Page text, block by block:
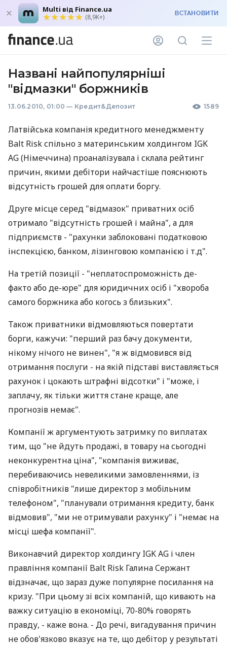
Multi від Finance.ua
(8,9K+) ВСТАНОВИТИ
Названі найпопулярніші
"відмазки" боржників
13.06.2010, 01:00 — Кредит&Депозит 1589
Латвійська компанія кредитного менеджменту
Balt Risk спільно з материнським холдингом IGK
AG (Німеччина) проаналізувала і склала рейтинг
причин, якими дебітори найчастіше пояснюють
відсутність грошей для оплати боргу.
Друге місце серед "відмазок" приватних осіб
отримало "відсутність грошей і майна", а для
підприємств - "рахунки заблоковані податковою
інспекцією, банком, лізинговою компанією і т.д".
На третій позиції - "неплатоспроможність де-
факто або де-юре" для юридичних осіб і "хвороба
самого боржника або когось з близьких".
Також приватники відмовляються повертати
борги, кажучи: "перший раз бачу документи,
нікому нічого не винен", "я ж відмовився від
отримання послуги - на якій підставі виставляється
рахунок і цокають штрафні відсотки" і "може, і
заплачу, як тільки життя стане краще, але
прогнозів немає".
Компанії ж аргументують затримку по виплатах
тим, що "не йдуть продажі, в товару на сьогодні
неконкурентна ціна", "компанія виживає,
перебиваючись невеликими замовленнями, із
співробітників "лише директор з мобільним
телефоном", "планували отримання кредиту, банк
відмовив", "ми не отримували рахунку" і "немає на
місці шефа компанії".
Виконавчий директор холдингу IGK AG і член
правління компанії Balt Risk Галина Сержант
відзначає, що зараз дуже популярне посилання на
кризу. "При цьому зі всіх компаній, що кивають на
важку ситуацію в економіці, 70-80% говорять
правду, - каже вона. - До речі, вигадування причин
не обов'язково вказує на те, що дебітор у результаті